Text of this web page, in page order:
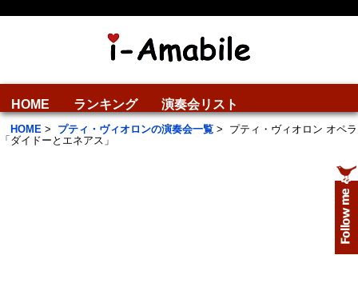
HOME ランキング 演奏会リスト
HOME > プティ・ヴィオロンの演奏会一覧 > プティ・ヴィオロン オペラ
「ダイドーとエネアス」